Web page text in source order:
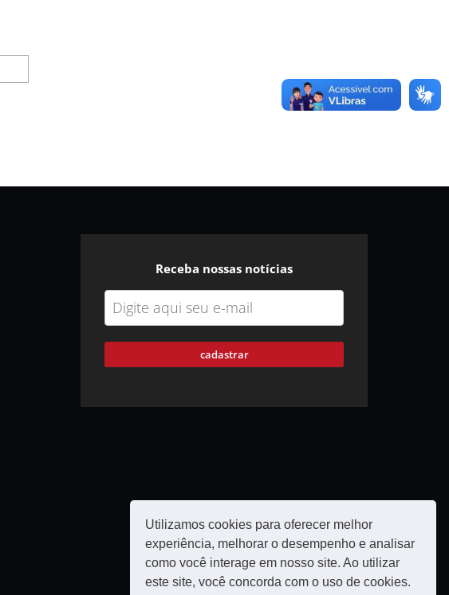
Utilizamos cookies para oferecer melhor
experiência, melhorar o desempenho e analisar
como você interage em nosso site. Ao utilizar
este site, você concorda com o uso de cookies.
Receba nossas notícias
cadastrar